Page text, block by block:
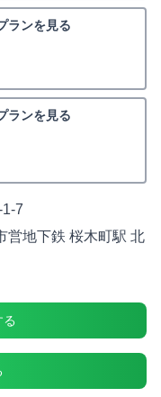
ランを見る
ランを見る
7
営地下鉄 桜木町駅 北